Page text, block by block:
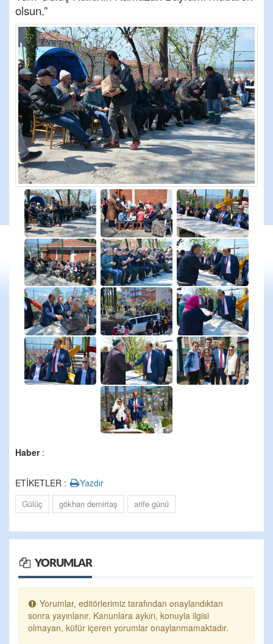
olsun.”
Haber:
ETİKETLER : Yazdır
Gülüç gökhan demirtaş arife günü
YORUMLAR
Yorumlar, editörlerimiz tarafından onaylandıktan
sonra yayınlanır. Kanunlara aykırı, konuyla ilgisi
olmayan, küfür içeren yorumlar onaylanmamaktadır.